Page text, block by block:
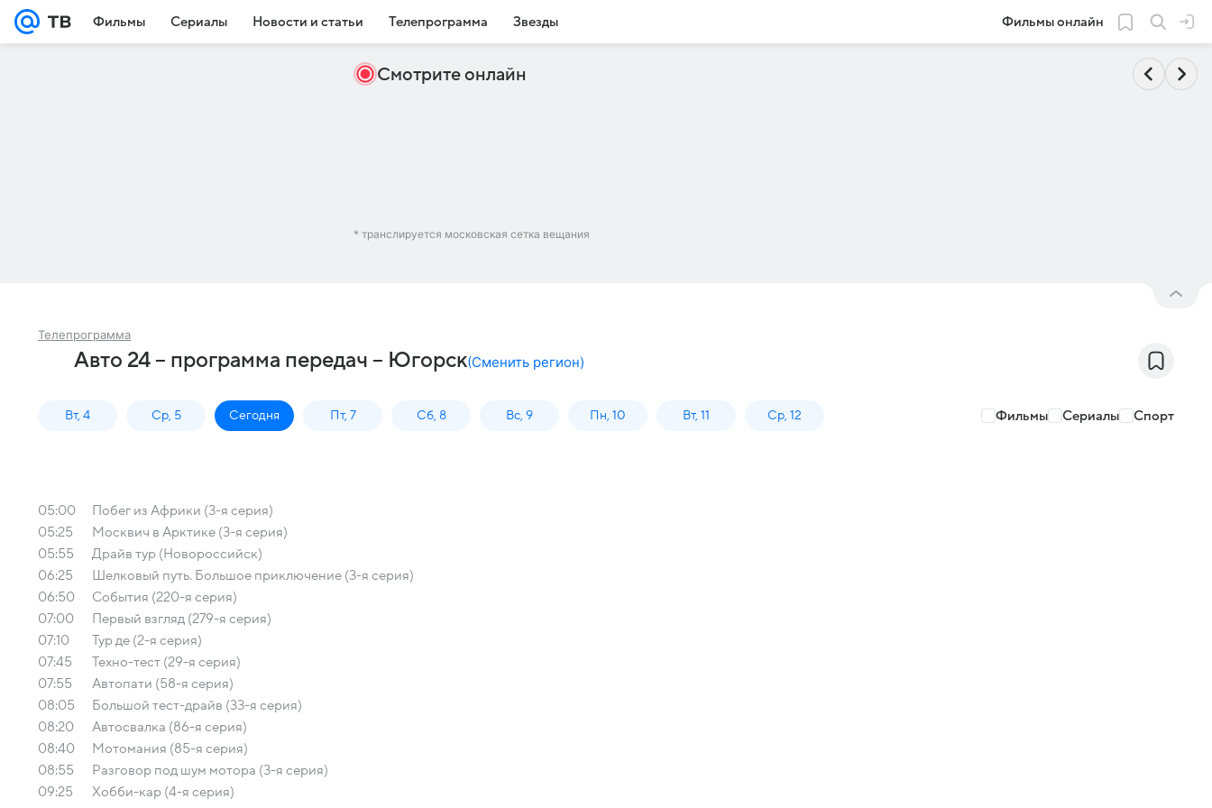
Фильмы Сериалы Новости и статьи Телепрограмма Звезды Фильмы онлайн
Смотрите онлайн
* транслируется московская сетка вещания
Телепрограмма
Авто 24 – программа передач – Югорск(Сменить регион)
Вт, 4 Ср, 5 Сегодня Пт, 7 Сб, 8 Вс, 9 Пн, 10 Вт, 11 Ср, 12 Фильмы Сериалы Спорт
05:00
Побег из Африки (3-я серия)
05:25
Москвич в Арктике (3-я серия)
05:55
Драйв тур (Новороссийск)
06:25
Шелковый путь. Большое приключение (3-я серия)
06:50
События (220-я серия)
07:00
Первый взгляд (279-я серия)
07:10
Тур де (2-я серия)
07:45
Техно-тест (29-я серия)
07:55
Автопати (58-я серия)
08:05
Большой тест-драйв (33-я серия)
08:20
Автосвалка (86-я серия)
08:40
Мотомания (85-я серия)
08:55
Разговор под шум мотора (3-я серия)
09:25
Хобби-кар (4-я серия)